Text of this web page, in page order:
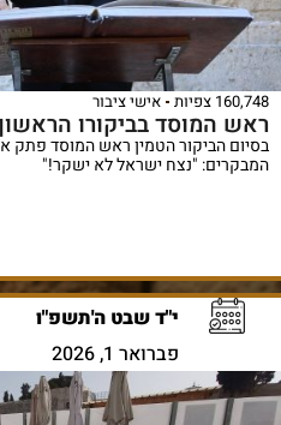
160,748 צפיות אישי ציבור
ראש המוסד בביקורו
בסיום הביקור הטמין ראש המוסד פתק
המבקרים: "נצח ישראל לא ישקר!"
י"ד שבט ה'תשפ"ו
פברואר 1, 2026